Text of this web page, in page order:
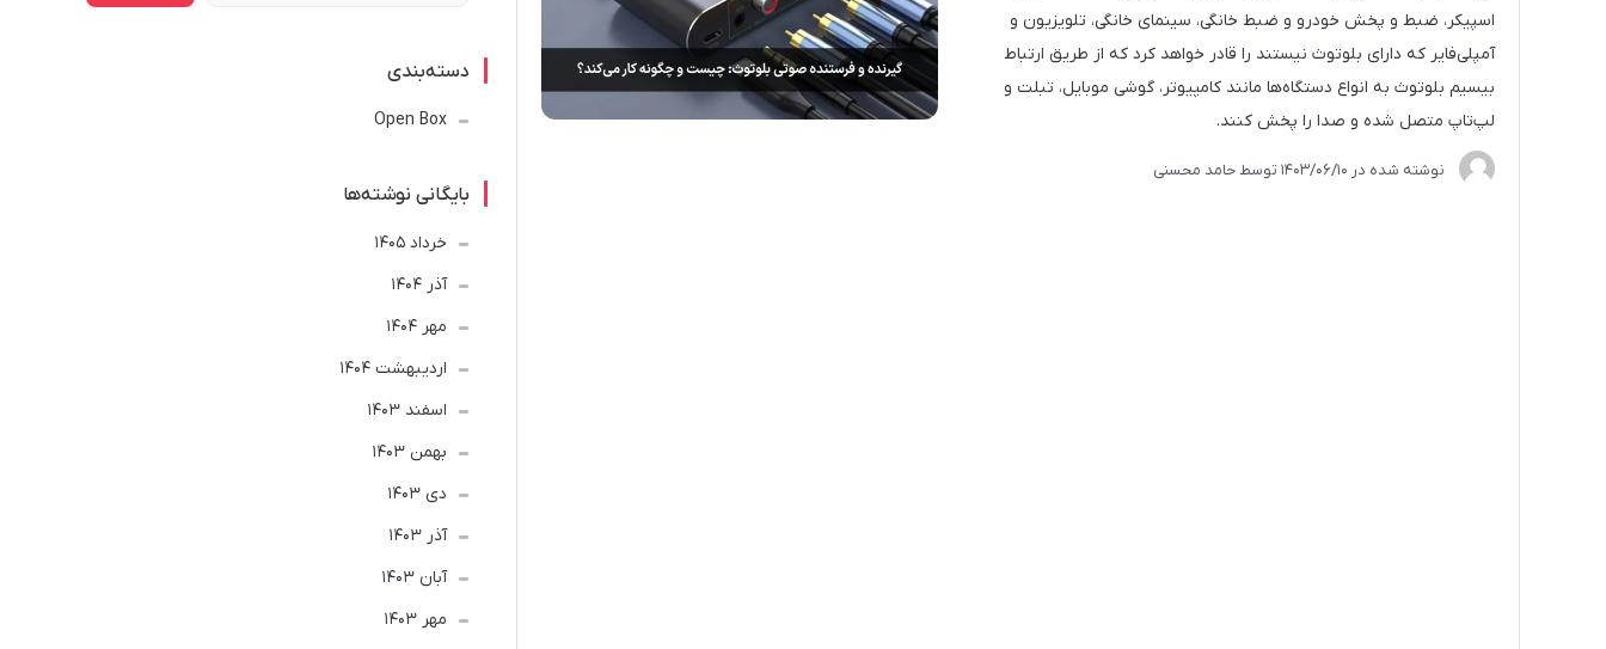
اسپیکر، ضبط و پخش خودرو و ضبط خانگی، سینمای خانگی، تلویزیون و
آمپلی‌فایر که دارای بلوتوث نیستند را قادر خواهد کرد که از طریق ارتباط
بیسیم بلوتوث به انواع دستگاه‌ها مانند کامپیوتر، گوشی موبایل، تبلت و
لپ‌تاپ متصل شده و صدا را پخش کنند.​
نوشته شده در 1403/06/10 توسط حامد محسنی
دسته‌بندی
Open Box
بایگانی نوشته‌ها
خرداد 1405
آذر 1404
مهر 1404
ارديبهشت 1404
اسفند 1403
بهمن 1403
دی 1403
آذر 1403
آبان 1403
مهر 1403